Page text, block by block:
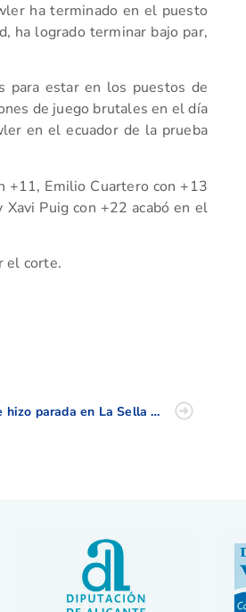
ha terminado en el puesto
ha logrado terminar bajo par,
para estar en los puestos de
de juego brutales en el día
en el ecuador de la prueba
+11, Emilio Cuartero con +13
Puig con +22 acabó en el
el corte.
La Copa Levante hizo parada en La Sella y Oliva Nova